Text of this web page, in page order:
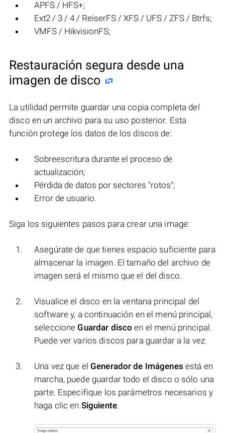
APFS / HFS+;
Ext2 / 3 / 4 / ReiserFS / XFS / UFS / ZFS / Btrfs;
VMFS / HikvisionFS;
Restauración segura desde una
imagen de disco
La utilidad permite guardar una copia completa del
disco en un archivo para su uso posterior. Esta
función protege los datos de los discos de:
Sobreescritura durante el proceso de
actualización;
Pérdida de datos por sectores "rotos";
Error de usuario.
Siga los siguientes pasos para crear una image:
Asegúrate de que tienes espacio suficiente para
almacenar la imagen. El tamaño del archivo de
imagen será el mismo que el del disco.
Visualice el disco en la ventana principal del
software y, a continuación en el menú principal,
seleccioneGuardar disco en el menú principal.
Puede ver varios discos para guardar a la vez.
Una vez que el Generador de Imágenes está en
marcha, puede guardar todo el disco o sólo una
parte. Especifique los parámetros necesarios y
haga clic en Siguiente.